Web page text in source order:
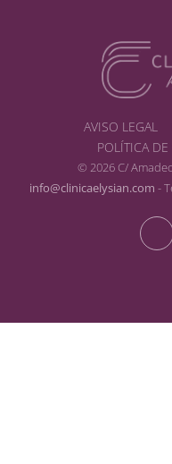
AVISO LEGAL
POLÍTICA
© 2026 C/
info@clinicaelysian.com -